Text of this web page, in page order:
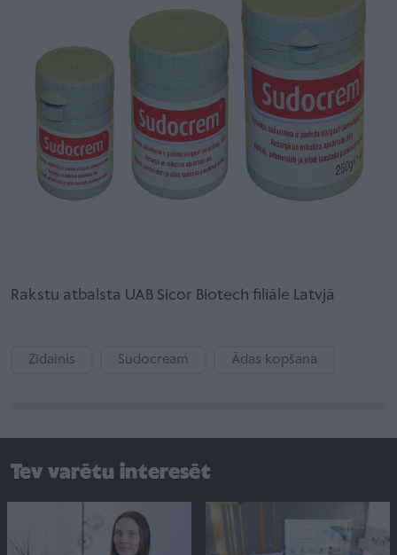
Rakstu atbalsta UAB Sicor Biotech filiāle Latvjā
Zīdainis Sudocream Ādas kopšana
Tev varētu interesēt